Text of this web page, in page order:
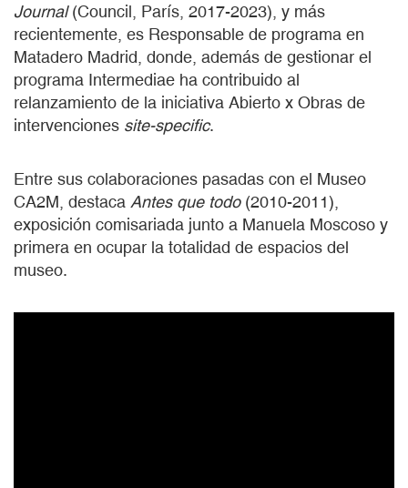
Journal(Council, París, 2017-2023), y más
recientemente, es Responsable de programa en
Matadero Madrid, donde, además de gestionar el
programa Intermediae ha contribuido al
relanzamiento de la iniciativa Abierto x Obras de
intervenciones site-specific.
Entre sus colaboraciones pasadas con el Museo
CA2M, destaca Antes que todo(2010-2011),
exposición comisariada junto a Manuela Moscoso y
primera en ocupar la totalidad de espacios del
museo.